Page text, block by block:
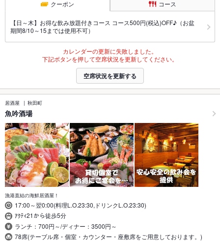
クーポン コース
【日～木】お得な飲み放題付きコース コース500円(税込)OFF♪（お盆
期間8/10～15までは使用不可）
カレンダーの更新に失敗しました。
下記ボタンを押して空席状況を更新してください。
空席状況を更新する
居酒屋 秋田町
魚吟酒場
漁港直結の海鮮居酒屋！
17:00～翌0:00(料理L.O.23:30,ドリンクL.O.23:30)
ｱｸﾃｨ21から徒歩5分
ランチ：700円～/ディナー：3500円～
78席(テーブル席・個室・カウンター・座敷席をご用意しております。)